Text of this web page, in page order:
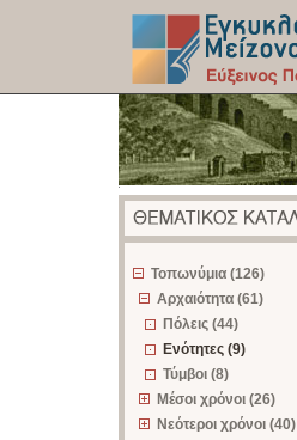
Τοπωνύμια (126)
Αρχαιότητα (61)
Πόλεις (44)
Ενότητες (9)
Τύμβοι (8)
Μέσοι χρόνοι (26)
Νεότεροι χρόνοι (40)